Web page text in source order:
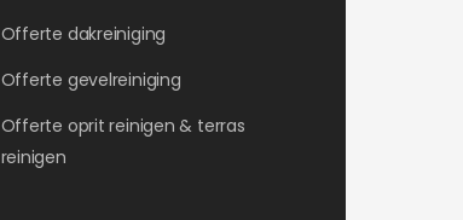
Offerte dakreiniging
Offerte gevelreiniging
Offerte oprit reinigen & terras
reinigen